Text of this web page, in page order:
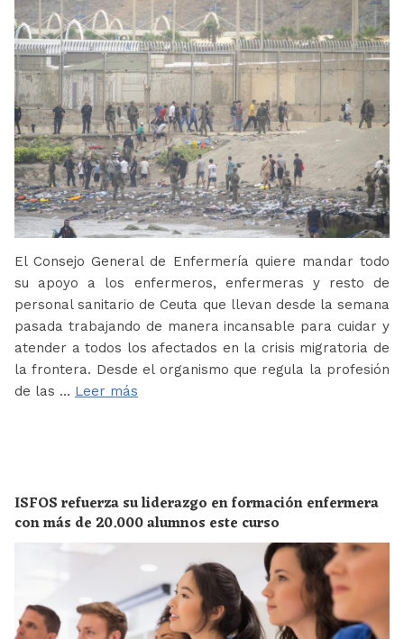
El Consejo General de Enfermería quiere mandar todo
su apoyo a los enfermeros, enfermeras y resto de
personal sanitario de Ceuta que llevan desde la semana
pasada trabajando de manera incansable para cuidar y
atender a todos los afectados en la crisis migratoria de
la frontera. Desde el organismo que regula la profesión
de las … Leer más
ISFOS refuerza su liderazgo en formación enfermera
con más de 20.000 alumnos este curso